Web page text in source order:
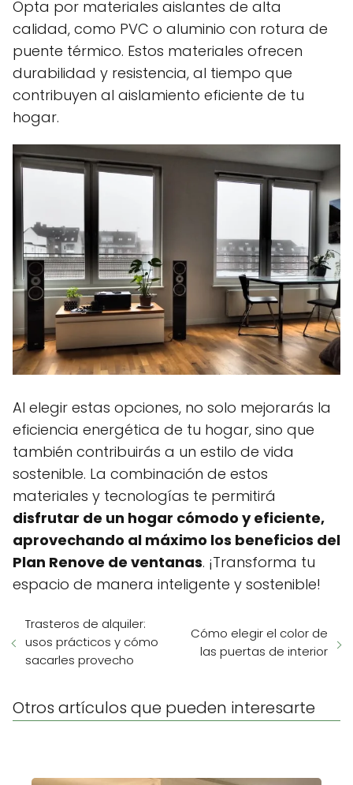
Opta por materiales aislantes de alta
calidad, como PVC o aluminio con rotura de
puente térmico. Estos materiales ofrecen
durabilidad y resistencia, al tiempo que
contribuyen al aislamiento eficiente de tu
hogar.
Al elegir estas opciones, no solo mejorarás la
eficiencia energética de tu hogar, sino que
también contribuirás a un estilo de vida
sostenible. La combinación de estos
materiales y tecnologías te permitirá
disfrutar de un hogar cómodo y eficiente,
aprovechando al máximo los beneficios del
Plan Renove de ventanas. ¡Transforma tu
espacio de manera inteligente y sostenible!
Trasteros de alquiler:
usos prácticos y cómo
sacarles provecho
Cómo elegir el color de
las puertas de interior
Otros artículos que pueden interesarte